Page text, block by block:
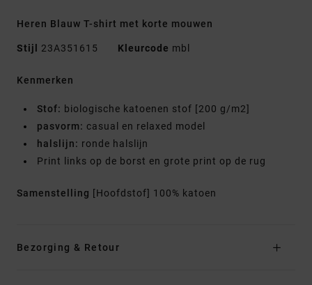
Heren Blauw T-shirt met korte mouwen
Stijl 23A351615 Kleurcode mbl
Kenmerken
Stof: biologische katoenen stof [200 g/m2]
pasvorm: casual en relaxed model
halslijn: ronde halslijn
Print links op de borst en grote print op de rug
Samenstelling [Hoofdstof] 100% katoen
Bezorging & Retour